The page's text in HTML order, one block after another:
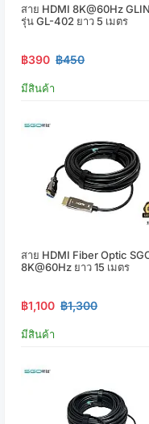
สาย HDMI 8K@60Hz
รุ่น GL-402 ยาว 5 เมตร
฿390 ฿450
มีสินค้า
สาย HDMI Fiber Optic
8K@60Hz ยาว 15 เมตร
฿1,100 ฿1,300
มีสินค้า